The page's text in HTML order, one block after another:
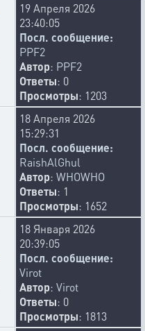
19 Апреля 2026
23:40:05
Посл. сообщение:
PPF2
Автор: PPF2
Ответы: 0
Просмотры: 1203
18 Апреля 2026
15:29:31
Посл. сообщение:
RaishAlGhul
Автор: WHOWHO
Ответы: 1
Просмотры: 1652
18 Января 2026
20:39:05
Посл. сообщение:
Virot
Автор: Virot
Ответы: 0
Просмотры: 1813